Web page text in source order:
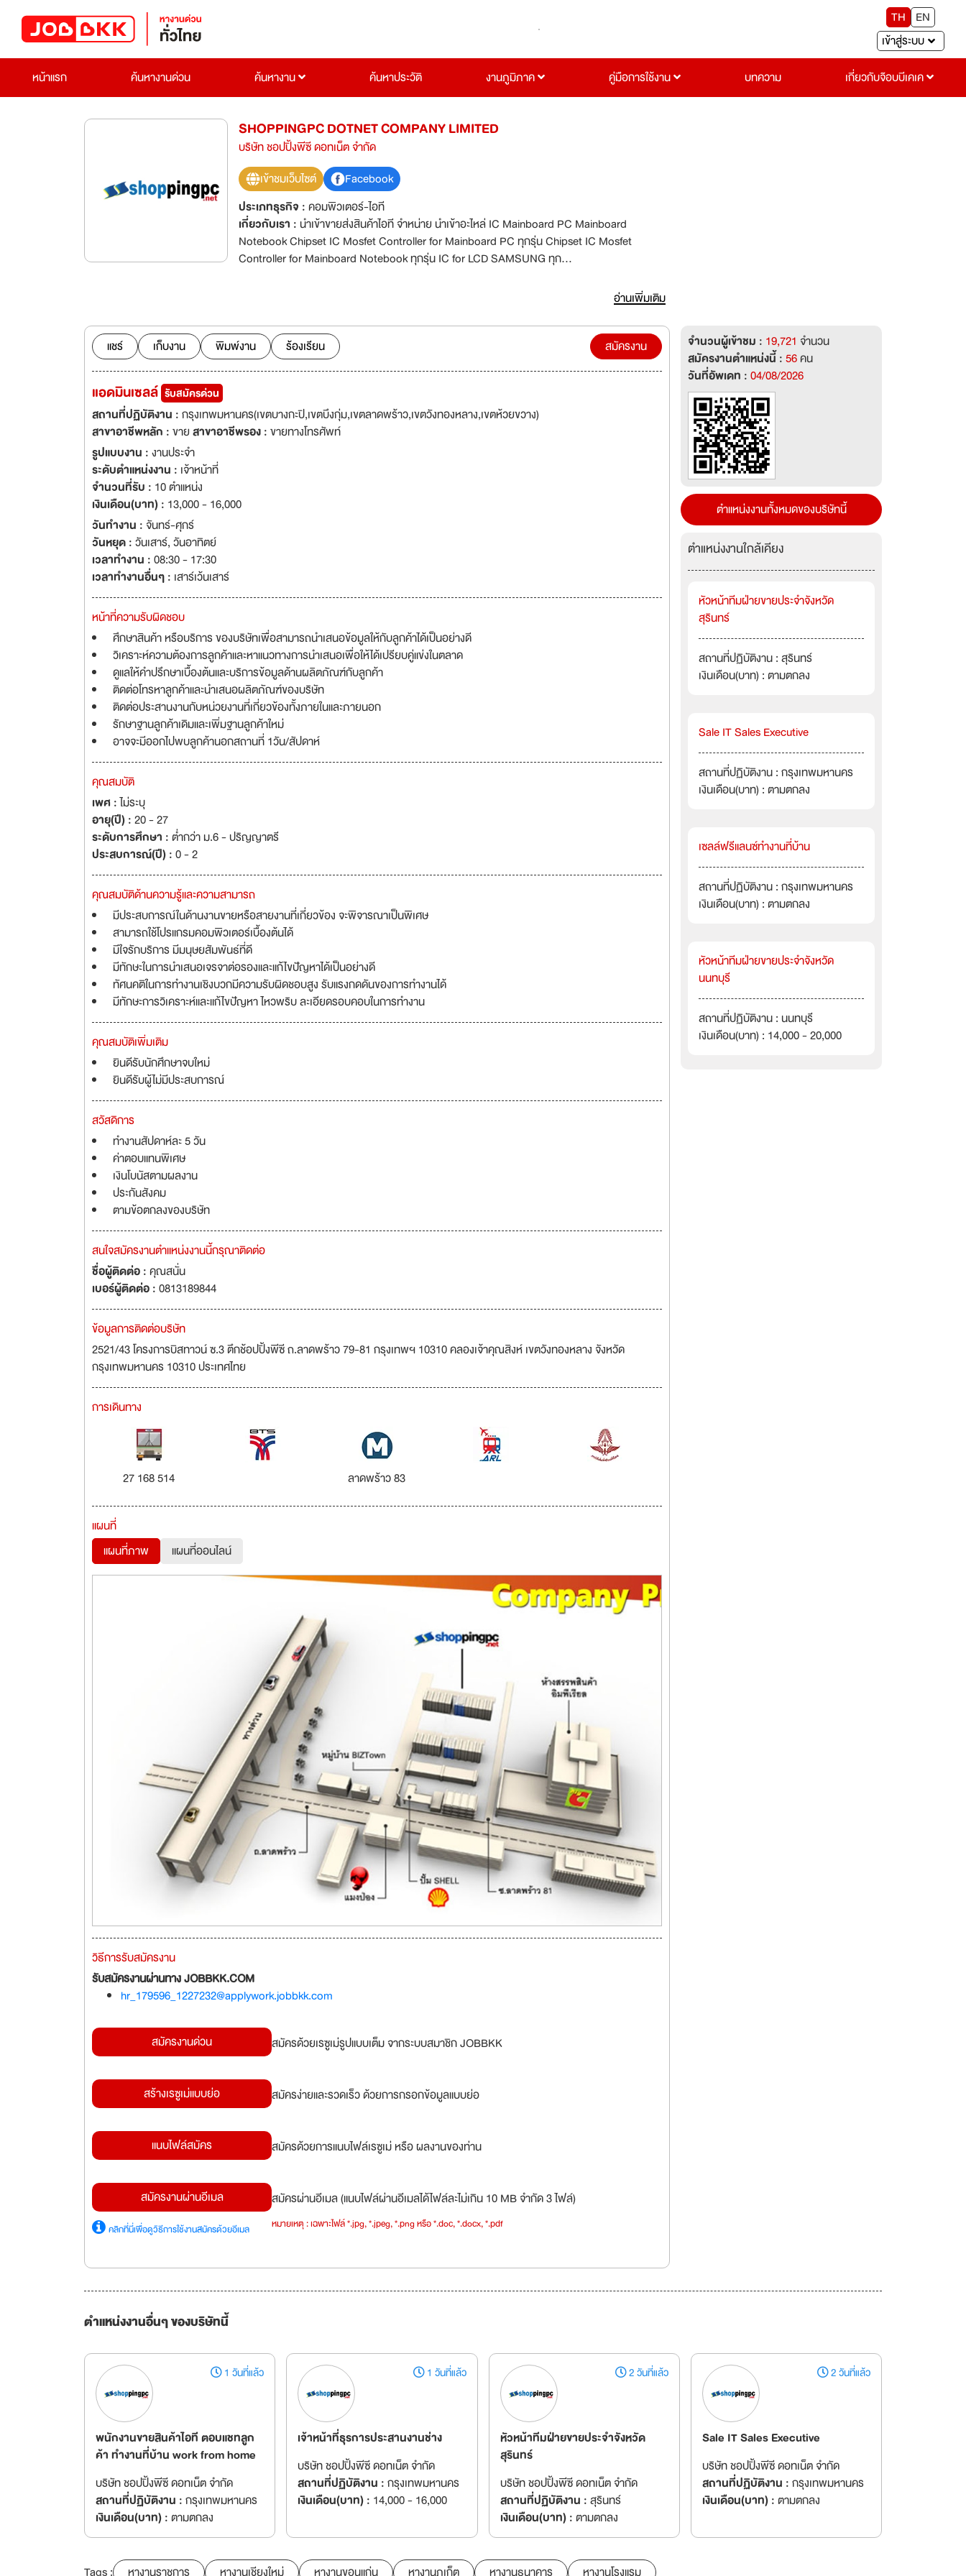
TH
EN
เข้าสู่ระบบ
หน้าแรก
ค้นหางานด่วน ค้นหางาน ค้นหาประวัติ งานภูมิภาค คู่มือการใช้งาน บทความ เกี่ยวกับจ๊อบบีเคเค
SHOPPINGPC DOTNET COMPANY LIMITED
บริษัท ชอปปิ้งพีซี ดอทเน็ต จำกัด
เข้าชมเว็บไซต์
Facebook
ประเภทธุรกิจ :คอมพิวเตอร์-ไอที
เกี่ยวกับเรา : นำเข้าขายส่งสินค้าไอที จำหน่าย นำเข้าอะไหล่ IC Mainboard PC Mainboard
Notebook Chipset IC Mosfet Controller for Mainboard PC ทุกรุ่น Chipset IC Mosfet
Controller for Mainboard Notebook ทุกรุ่น IC for LCD SAMSUNG ทุก
อ่านเพิ่มเติม
แชร์ เก็บงาน พิมพ์งาน ร้องเรียน สมัครงาน
แอดมินเซลล์ รับสมัครด่วน
สถานที่ปฏิบัติงาน :กรุงเทพมหานคร(เขตบางกะปิ,เขตบึงกุ่ม,เขตลาดพร้าว,เขตวังทองหลาง,เขตห้วยขวาง)
สาขาอาชีพหลัก :ขายสาขาอาชีพรอง :ขายทางโทรศัพท์
รูปแบบงาน :งานประจำ
ระดับตำแหน่งงาน : เจ้าหน้าที่
จำนวนที่รับ : 10 ตำแหน่ง
เงินเดือน(บาท) : 13,000 - 16,000
วันทำงาน : จันทร์-ศุกร์
วันหยุด :วันเสาร์,วันอาทิตย์
เวลาทำงาน :08:30 - 17:30
เวลาทำงานอื่นๆ : เสาร์เว้นเสาร์
หน้าที่ความรับผิดชอบ
ศึกษาสินค้า หรือบริการ ของบริษัทเพื่อสามารถนำเสนอข้อมูลให้กับลูกค้าได้เป็นอย่างดี
วิเคราะห์ความต้องการลูกค้าและหาแนวทางการนำเสนอเพื่อให้ได้เปรียบคู่แข่งในตลาด
ดูแลให้คำปรึกษาเบื้องต้นและบริการข้อมูลด้านผลิตภัณฑ์กับลูกค้า
ติดต่อโทรหาลูกค้าและนำเสนอผลิตภัณฑ์ของบริษัท
ติดต่อประสานงานกับหน่วยงานที่เกี่ยวข้องทั้งภายในและภายนอก
รักษาฐานลูกค้าเดิมและเพิ่มฐานลูกค้าใหม่
อาจจะมีออกไปพบลูกค้านอกสถานที่ 1วัน/สัปดาห์
คุณสมบัติ
เพศ :ไม่ระบุ
อายุ(ปี) :20 - 27
ระดับการศึกษา :ต่ำกว่า ม.6 - ปริญญาตรี
ประสบการณ์(ปี) :0 - 2
คุณสมบัติด้านความรู้และความสามารถ
มีประสบการณ์ในด้านงานขายหรือสายงานที่เกี่ยวข้อง จะพิจารณาเป็นพิเศษ
สามารถใช้โปรแกรมคอมพิวเตอร์เบื้องต้นได้
มีใจรักบริการ มีมนุษยสัมพันธ์ที่ดี
มีทักษะในการนำเสนอเจรจาต่อรองและแก้ไขปัญหาได้เป็นอย่างดี
ทัศนคติในการทำงานเชิงบวกมีความรับผิดชอบสูง รับแรงกดดันของการทำงานได้
มีทักษะการวิเคราะห์และแก้ไขปัญหา ไหวพริบ ละเอียดรอบคอบในการทำงาน
คุณสมบัติเพิ่มเติม
ยินดีรับนักศึกษาจบใหม่
ยินดีรับผู้ไม่มีประสบการณ์
สวัสดิการ
ทำงานสัปดาห์ละ 5 วัน
ค่าตอบแทนพิเศษ
เงินโบนัสตามผลงาน
ประกันสังคม
ตามข้อตกลงของบริษัท
สนใจสมัครงานตำแหน่งงานนี้กรุณาติดต่อ
ชื่อผู้ติดต่อ :คุณสนั่น
เบอร์ผู้ติดต่อ :0813189844
ข้อมูลการติดต่อบริษัท
2521/43 โครงการบิสทาวน์ ซ.3 ตึกช้อปปิ้งพีซี ถ.ลาดพร้าว 79-81 กรุงเทพฯ 10310 คลองเจ้าคุณสิงห์ เขตวังทองหลาง จังหวัด
กรุงเทพมหานคร 10310 ประเทศไทย
การเดินทาง
27 168 514 ลาดพร้าว 83
แผนที่
แผนที่ภาพ
แผนที่ออนไลน์
วิธีการรับสมัครงาน
รับสมัครงานผ่านทาง JOBBKK.COM
hr_179596_1227232@applywork.jobbkk.com
สมัครงานด่วน สมัครด้วยเรซูเม่รูปแบบเต็ม จากระบบสมาชิก JOBBKK
สร้างเรซูเม่แบบย่อ สมัครง่ายและรวดเร็ว ด้วยการกรอกข้อมูลแบบย่อ
แนบไฟล์สมัคร สมัครด้วยการแนบไฟล์เรซูเม่ หรือ ผลงานของท่าน
สมัครงานผ่านอีเมล
คลิกที่นี่เพื่อดูวิธีการใช้งานสมัครด้วยอีเมล
สมัครผ่านอีเมล (แนบไฟล์ผ่านอีเมลได้ไฟล์ละไม่เกิน 10 MB จำกัด 3 ไฟล์)
หมายเหตุ : เฉพาะไฟล์ *.jpg, *.jpeg, *.png หรือ *.doc, *.docx, *.pdf
จำนวนผู้เข้าชม : 19,721 จำนวน
สมัครงานตำแหน่งนี้ :56คน
วันที่อัพเดท :04/08/2026
ตำแหน่งงานทั้งหมดของบริษัทนี้
ตำแหน่งงานใกล้เคียง
หัวหน้าทีมฝ่ายขายประจำจังหวัด
สุรินทร์
สถานที่ปฏิบัติงาน : สุรินทร์
เงินเดือน(บาท) : ตามตกลง
Sale IT Sales Executive
สถานที่ปฏิบัติงาน : กรุงเทพมหานคร
เงินเดือน(บาท) : ตามตกลง
เซลล์ฟรีแลนซ์ทำงานที่บ้าน
สถานที่ปฏิบัติงาน : กรุงเทพมหานคร
เงินเดือน(บาท) : ตามตกลง
หัวหน้าทีมฝ่ายขายประจำจังหวัด
นนทบุรี
สถานที่ปฏิบัติงาน : นนทบุรี
เงินเดือน(บาท) : 14,000 - 20,000
ตำแหน่งงานอื่นๆ ของบริษัทนี้
1 วันที่แล้ว
พนักงานขายสินค้าไอที ตอบแชทลูก
ค้า ทำงานที่บ้าน work from home
บริษัท ชอปปิ้งพีซี ดอทเน็ต จำกัด
สถานที่ปฏิบัติงาน :กรุงเทพมหานคร
เงินเดือน(บาท) :ตามตกลง
1 วันที่แล้ว
เจ้าหน้าที่ธุรการประสานงานช่าง
บริษัท ชอปปิ้งพีซี ดอทเน็ต จำกัด
สถานที่ปฏิบัติงาน :กรุงเทพมหานคร
เงินเดือน(บาท) : 14,000 - 16,000
2 วันที่แล้ว
หัวหน้าทีมฝ่ายขายประจำจังหวัด
สุรินทร์
บริษัท ชอปปิ้งพีซี ดอทเน็ต จำกัด
สถานที่ปฏิบัติงาน :สุรินทร์
เงินเดือน(บาท) :ตามตกลง
2 วันที่แล้ว
Sale IT Sales Executive
บริษัท ชอปปิ้งพีซี ดอทเน็ต จำกัด
สถานที่ปฏิบัติงาน :กรุงเทพมหานคร
เงินเดือน(บาท) :ตามตกลง